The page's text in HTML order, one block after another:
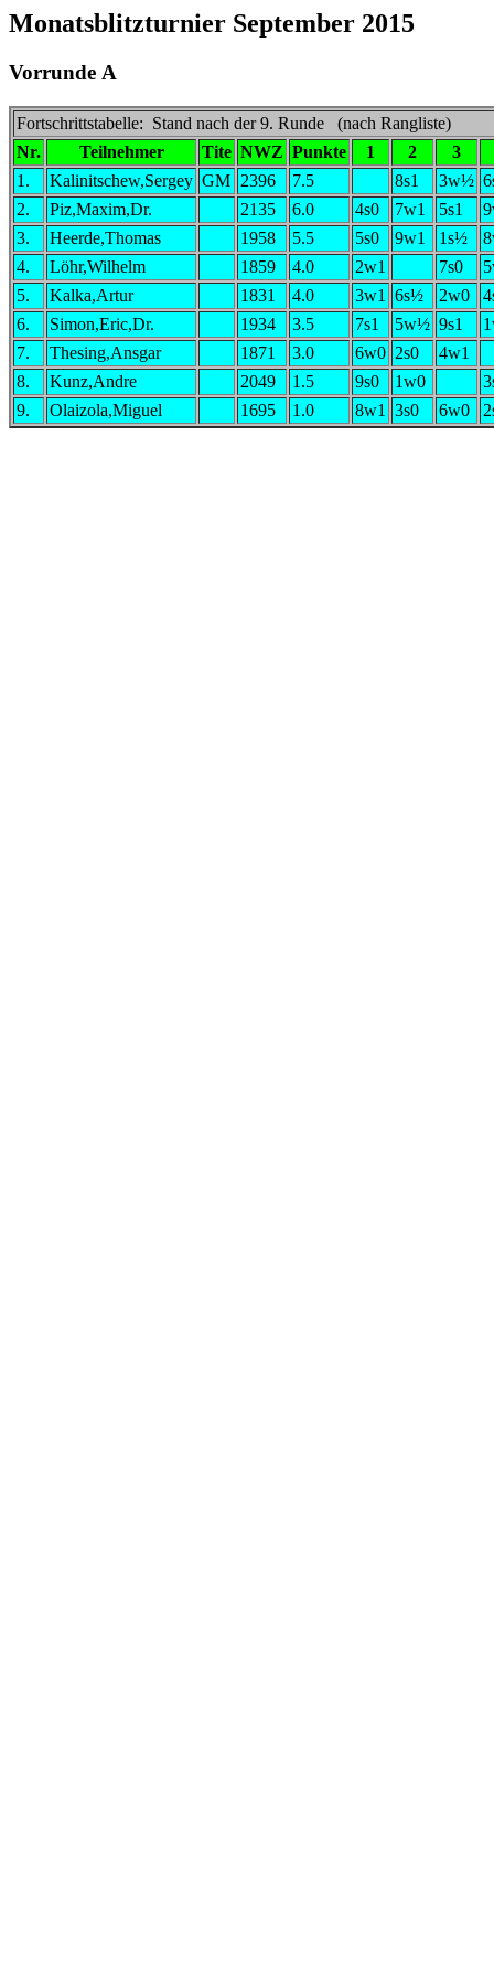
Monatsblitzturnier September 2015
Vorrunde A
Fortschrittstabelle: Stand nach der 9. Runde (nach Rangliste)
Nr.
Teilnehmer Tite NWZ Punkte 1 2
3
1.
Kalinitschew,Sergey GM 2396 7.5 8s1 3w½
2.
Piz,Maxim,Dr. 2135 6.0 4s0 7w1 5s1
3.
Heerde,Thomas 1958 5.5 5s0 9w1 1s½
4.
Löhr,Wilhelm 1859 4.0 2w1 7s0
5.
Kalka,Artur 1831 4.0 3w1 6s½ 2w0
6.
Simon,Eric,Dr. 1934 3.5 7s1 5w½ 9s1
7.
Thesing,Ansgar 1871 3.0 6w0 2s0
4w1
8.
Kunz,Andre 2049 1.5 9s0 1w0
9.
Olaizola,Miguel 1695 1.0 8w1 3s0 6w0